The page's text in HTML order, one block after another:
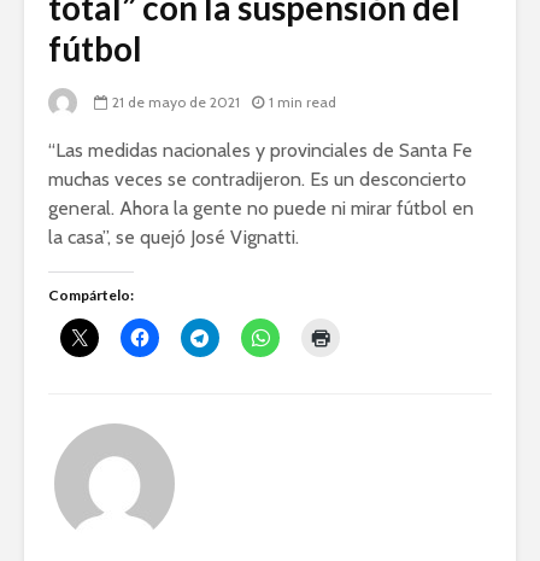
fútbol
21 de mayo de 2021 1 min read
“Las medidas nacionales y provinciales de Santa Fe
muchas veces se contradijeron. Es un desconcierto
general. Ahora la gente no puede ni mirar fútbol en
la casa”, se quejó José Vignatti.
Compártelo: